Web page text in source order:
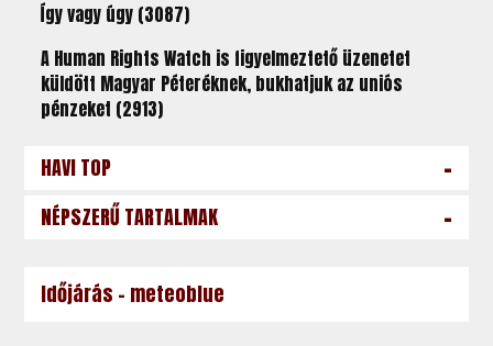
Így vagy úgy (3087)
A Human Rights Watch is figyelmeztető üzenetet
küldött Magyar Péteréknek, bukhatjuk az uniós
pénzeket (2913)
HAVI TOP -
NÉPSZERŰ TARTALMAK -
Időjárás - meteoblue